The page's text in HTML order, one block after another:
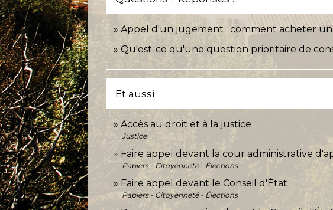
Appel d'un jugement : comment acheter un
Qu'est-ce qu'une question prioritaire de
Et aussi
Accès au droit et à la justice
Justice
Faire appel devant la cour administrative
Papiers - Citoyenneté - Élections
Faire appel devant le Conseil d'État
Papiers - Citoyenneté - Élections